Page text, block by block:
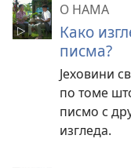
О НАМА
Како
писма?
Јеховини
по томе
писмо с
изгледа.